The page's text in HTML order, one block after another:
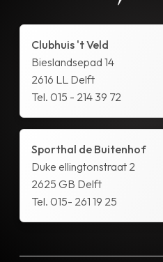
Clubhuis 't Veld
Bieslandsepad 14
2616 LL Delft
Tel. 015 - 214 39 72
Sporthal de Buitenhof
Duke ellingtonstraat 2
2625 GB Delft
Tel. 015- 261 19 25